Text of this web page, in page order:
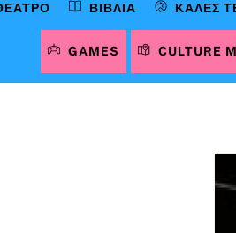
ΒΙΒΛΊΑ ΚΑΛΈΣ
GAMES CULTURE